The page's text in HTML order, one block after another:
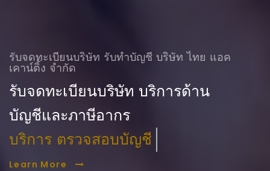
รับจดทะเบียนบริษัท รับทําบัญชี บริษัท ไทย แอค
เคาน์ติ้ง จำกัด
รับจดทะเบียนบริษัท บริการด้าน
บัญชีและภาษีอากร
บริการ ตรวจสอบบัญชี
Learn More